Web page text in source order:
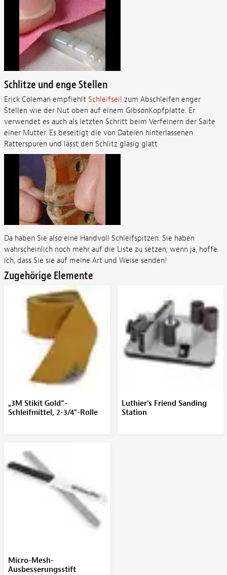
Schlitze und enge Stellen
Erick Coleman empfiehlt Schleifseil zum Abschleifen enger
Stellen wie der Nut oben auf einem GibsonKopfplatte. Er
verwendet es auch als letzten Schritt beim Verfeinern der Saite
einer Mutter. Es beseitigt die von Dateien hinterlassenen
Ratterspuren und lässt den Schlitz glasig glatt.
Da haben Sie also eine Handvoll Schleifspitzen. Sie haben
wahrscheinlich noch mehr auf die Liste zu setzen; wenn ja, hoffe
ich, dass Sie sie auf meine Art und Weise senden!
Zugehörige Elemente
„3M Stikit Gold“-
Schleifmittel, 2-3/4"-Rolle
Luthier's Friend Sanding
Station
Micro-Mesh-
Ausbesserungsstift